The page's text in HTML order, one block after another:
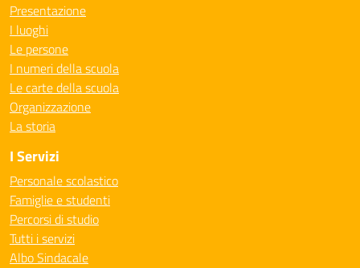
Presentazione
I luoghi
Le persone
I numeri della scuola
Le carte della scuola
Organizzazione
La storia
I Servizi
Personale scolastico
Famiglie e studenti
Percorsi di studio
Tutti i servizi
Albo Sindacale